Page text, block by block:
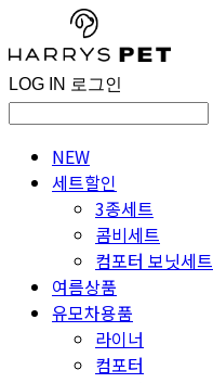
LOG IN 로그인
NEW
세트할인
3종세트
콤비세트
컴포터 보닛세트
여름상품
유모차용품
라이너
컴포터